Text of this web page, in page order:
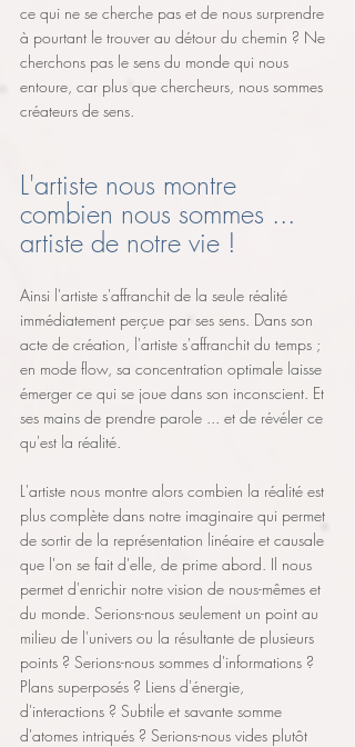
ce qui ne se cherche pas et de nous surprendre
à pourtant le trouver au détour du chemin ? Ne
cherchons pas le sens du monde qui nous
entoure, car plus que chercheurs, nous sommes
créateurs de sens.
L'artiste nous montre
combien nous sommes ...
artiste de notre vie !
Ainsi l'artiste s'affranchit de la seule réalité
immédiatement perçue par ses sens. Dans son
acte de création, l'artiste s'affranchit du temps ;
en mode flow, sa concentration optimale laisse
émerger ce qui se joue dans son inconscient. Et
ses mains de prendre parole ... et de révéler ce
qu'est la réalité.
L'artiste nous montre alors combien la réalité est
plus complète dans notre imaginaire qui permet
de sortir de la représentation linéaire et causale
que l'on se fait d'elle, de prime abord. Il nous
permet d'enrichir notre vision de nous-mêmes et
du monde. Serions-nous seulement un point au
milieu de l'univers ou la résultante de plusieurs
points ? Serions-nous sommes d'informations ?
Plans superposés ? Liens d'énergie,
d'interactions ? Subtile et savante somme
d'atomes intriqués ? Serions-nous vides plutôt